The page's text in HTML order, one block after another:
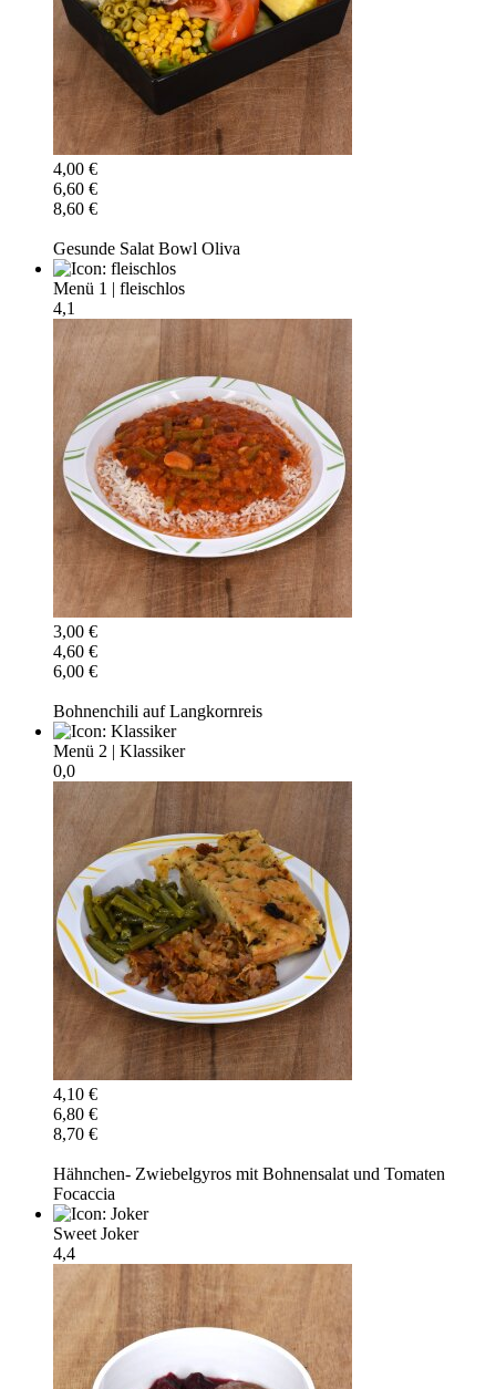
4,00 €
6,60 €
8,60 €
Gesunde Salat Bowl Oliva
Menü 1 | fleischlos
4,1
3,00 €
4,60 €
6,00 €
Bohnenchili auf Langkornreis
Menü 2 | Klassiker
0,0
4,10 €
6,80 €
8,70 €
Hähnchen- Zwiebelgyros mit Bohnensalat und Tomaten
Focaccia
Sweet Joker
4,4